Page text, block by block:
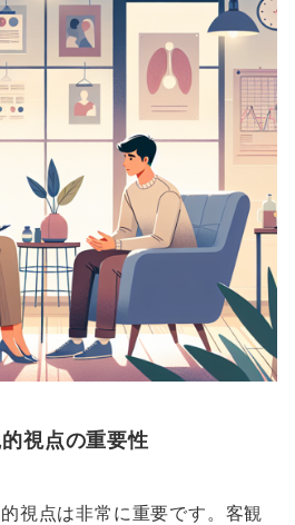
視点の重要性
視点は非常に重要です。客観